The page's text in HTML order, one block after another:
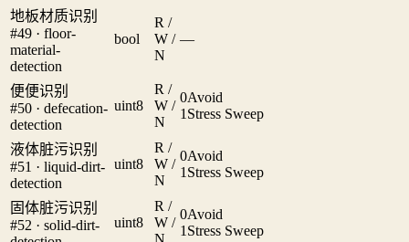
地板材质识别
#49 · floor-
material-
detection
bool
R /
W /
N
—
便便识别
#50 · defecation-
detection
uint8
R /
W /
N
0Avoid
1 Stress Sweep
液体脏污识别
#51 · liquid-dirt-
detection
uint8
R /
W /
N
0Avoid
1 Stress Sweep
固体脏污识别
#52 · solid-dirt-
uint8
R /
W /
N
0Avoid
1 Stress Sweep